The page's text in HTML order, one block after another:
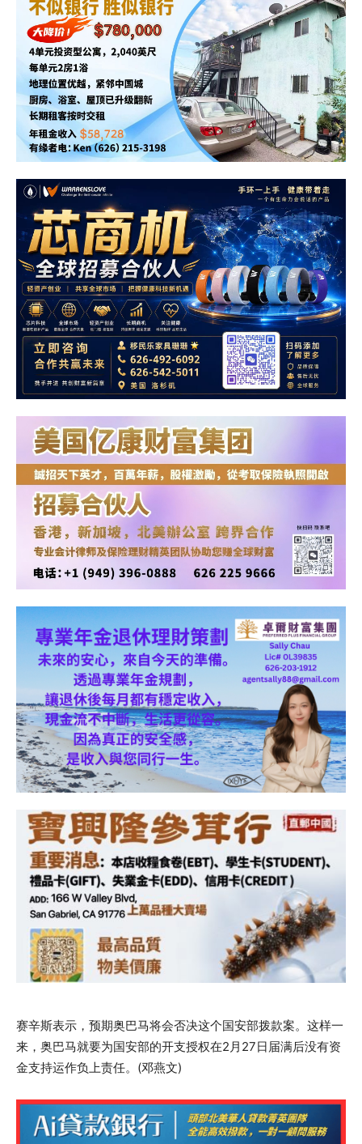
赛辛斯表示，预期奥巴马将会否决这个国安部拨款案。这样一
来，奥巴马就要为国安部的开支授权在2月27日届满后没有资
金支持运作负上责任。(邓燕文)